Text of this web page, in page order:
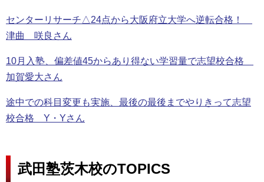
センターリサーチ△24点から大阪府立大学へ逆転合格！
津曲 咲良さん
10月入塾、偏差値45からあり得ない学習量で志望校合格
加賀愛大さん
途中での科目変更も実施、最後の最後までやりきって志望
校合格 Y・Yさん
武田塾茨木校のTOPICS